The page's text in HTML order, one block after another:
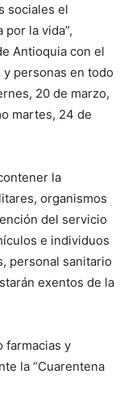
sociales el
la vida”,
Antioquia con el
personas en todo
20 de marzo,
martes, 24 de
la
organismos
del servicio
e individuos
personal sanitario
exentos de la
farmacias y
la “Cuarentena